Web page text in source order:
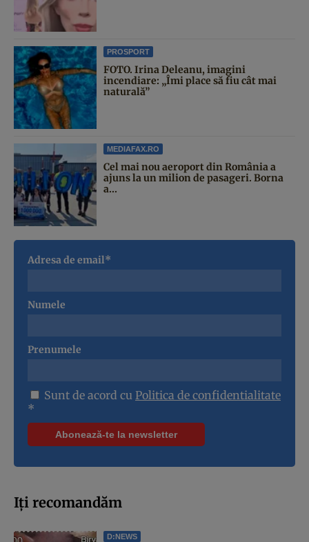
PROSPORT
FOTO. Irina Deleanu, imagini
incendiare: „Îmi place să fiu cât mai
naturală”
MEDIAFAX.RO
Cel mai nou aeroport din România a
ajuns la un milion de pasageri. Borna
a...
Adresa de email*
Numele
Prenumele
Sunt de acord cu Politica de confidentialitate
*
Iți recomandăm
D:NEWS